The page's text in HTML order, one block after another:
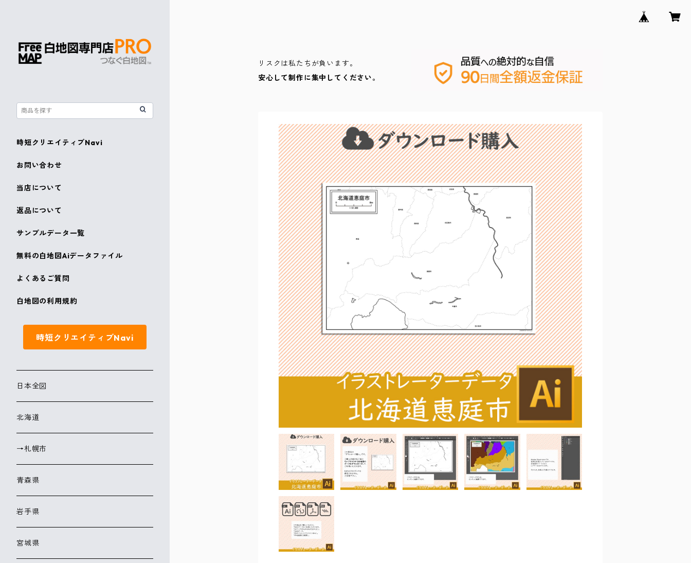
リスクは私たちが負います。
安心して制作に集中してください。
時短クリエイティブNavi
お問い合わせ
当店について
返品について
サンプルデータ一覧
無料の白地図Aiデータファイル
よくあるご質問
白地図の利用規約
時短クリエイティブNavi
日本全図
北海道
→札幌市
青森県
岩手県
宮城県